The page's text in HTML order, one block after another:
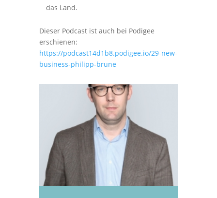
das Land.
Dieser Podcast ist auch bei Podigee
erschienen:
https://podcast14d1b8.podigee.io/29-new-
business-philipp-brune